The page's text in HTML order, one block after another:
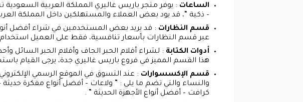
الساعات : يوفر متجر باريس غاليري المملكة العربية السعودية
– ذكية “، قد يود بعض العملاء والمستهلكين داخل المملكة
قسم النظارات : قد يريد بعض المستخدمين في شراء أفضل
عبر قسم النظارات بأسعار تنافسية، فقط على العميل استخدام
أدوات الكتابة : لشراء أقلام الحبر الجاف وأقلام الحبر
هذا القسم المميز في فروع باريس غاليري جدة، يرجى القيام
قسم الإكسسوارات : عند التسوق في الموقع الرسمي
والنساء والتي تضم ما يلي : ” ولاعات – أفضل أنواع مفكرة
كرافت – أفضل أنواع الأجهزة الحديثة ” .